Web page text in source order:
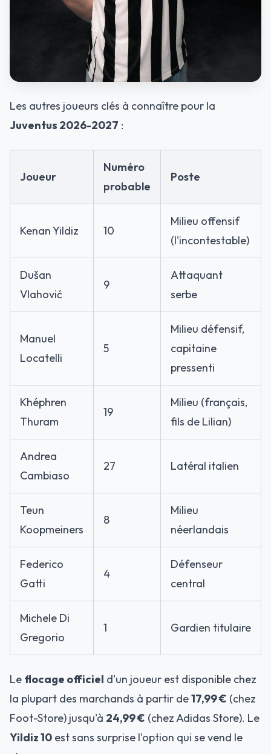
Les autres joueurs clés à connaître pour la
Juventus 2026-2027 :
Joueur
Numéro
probable
Poste
Kenan Yildiz 10
Milieu offensif
(l'incontestable)
Dušan
Vlahović
9
Attaquant
serbe
Manuel
Locatelli
5
Milieu défensif,
capitaine
pressenti
Khéphren
Thuram
19
Milieu (français,
fils de Lilian)
Andrea
Cambiaso
27 Latéral italien
Teun
Koopmeiners
8
Milieu
néerlandais
Federico
Gatti
4
Défenseur
central
Michele Di
Gregorio
1 Gardien titulaire
Le flocage officiel d'un joueur est disponible chez
la plupart des marchands à partir de17,99 € (chez
Foot-Store) jusqu'à 24,99 € (chez Adidas Store). Le
Yildiz 10 est sans surprise l'option qui se vend le